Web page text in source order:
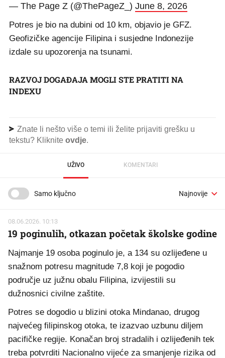
— The Page Z (@ThePageZ_) June 8, 2026
Potres je bio na dubini od 10 km, objavio je GFZ.
Geofizičke agencije Filipina i susjedne Indonezije
izdale su upozorenja na tsunami.
RAZVOJ DOGAĐAJA MOGLI STE PRATITI NA
INDEXU
Znate li nešto više o temi ili želite prijaviti grešku u
tekstu? Kliknite ovdje.
UŽIVO KOMENTARI
Samo ključno
08.06.2026. 10:13
19 poginulih, otkazan početak školske godine
Najmanje 19 osoba poginulo je, a 134 su ozlijeđene u
snažnom potresu magnitude 7,8 koji je pogodio
područje uz južnu obalu Filipina, izvijestili su
dužnosnici civilne zaštite.
Potres se dogodio u blizini otoka Mindanao, drugog
najvećeg filipinskog otoka, te izazvao uzbunu diljem
pacifičke regije. Konačan broj stradalih i ozlijeđenih tek
treba potvrditi Nacionalno vijeće za smanjenje rizika od